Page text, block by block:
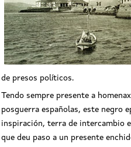
de presos políticos.
Tendo sempre presente a
posguerra españolas, este negro
inspiración, terra de intercambio
que deu paso a un presente